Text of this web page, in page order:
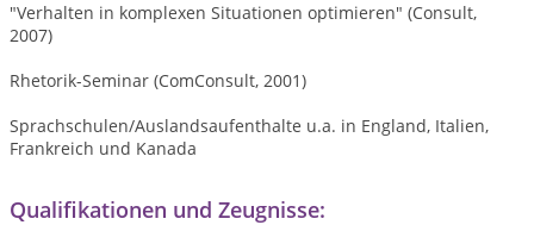
"Verhalten in komplexen Situationen optimieren" (Consult,
2007)
Rhetorik-Seminar (ComConsult, 2001)
Sprachschulen/Auslandsaufenthalte u.a. in England, Italien,
Frankreich und Kanada
Qualifikationen und Zeugnisse: